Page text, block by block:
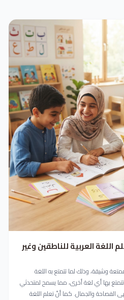
اللغة العربية للناطقين وغير
وشيقة، وذلك لما تتمتع به اللغة
تتمتع بها أي لغة أخرى، مما يسمح لمتحدثي
الفصاحة والجمال. كما أنّ تعلم اللغة